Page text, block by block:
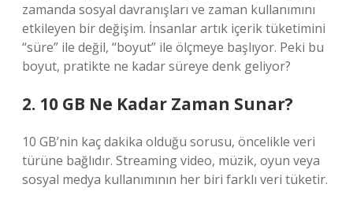
zamanda sosyal davranışları ve zaman kullanımını
etkileyen bir değişim. İnsanlar artık içerik tüketimini
“süre” ile değil, “boyut” ile ölçmeye başlıyor. Peki bu
boyut, pratikte ne kadar süreye denk geliyor?
2. 10 GB Ne Kadar Zaman Sunar?
10 GB’nin kaç dakika olduğu sorusu, öncelikle veri
türüne bağlıdır. Streaming video, müzik, oyun veya
sosyal medya kullanımının her biri farklı veri tüketir.